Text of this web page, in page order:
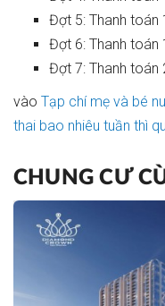
Đợt 5: Thanh toán
Đợt 6: Thanh toán
Đợt 7: Thanh toán
vào Tạp chí mẹ và bé
thai bao nhiêu tuần thì
CHUNG CƯ